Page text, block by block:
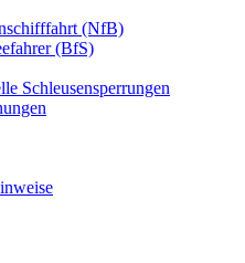
(NfB)
(BfS)
Schleusensperrungen